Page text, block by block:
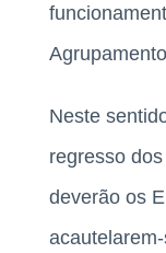
Neste
regresso
deverão os